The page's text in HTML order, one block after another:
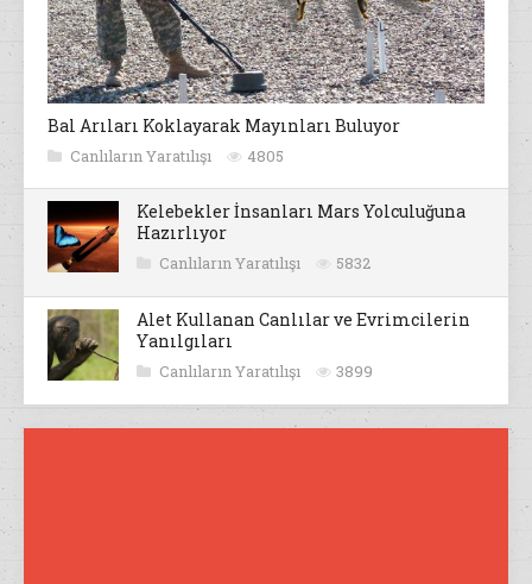
Bal Arıları Koklayarak Mayınları Buluyor
Canlıların Yaratılışı 4805
Kelebekler İnsanları Mars Yolculuğuna
Hazırlıyor
Canlıların Yaratılışı 5832
Alet Kullanan Canlılar ve Evrimcilerin
Yanılgıları
Canlıların Yaratılışı 3899